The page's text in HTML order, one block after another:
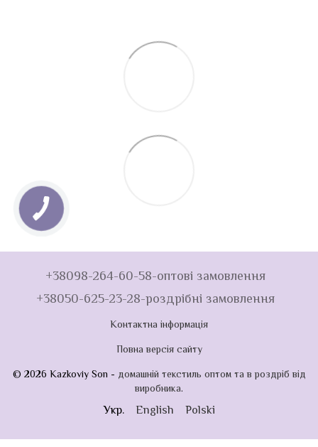
+38098-264-60-58-оптові замовлення
+38050-625-23-28-роздрібні замовлення
Контактна інформація
Повна версія сайту
© 2026 Kazkoviy Son - домашній текстиль оптом та в роздріб від
виробника.
Укр. English Polski